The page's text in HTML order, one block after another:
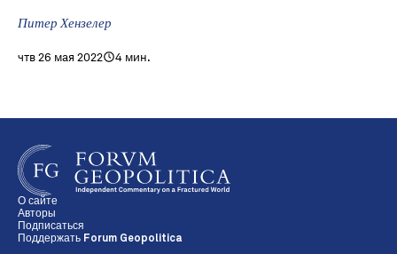
Питер Хензелер
чтв 26 мая 2022 4 мин.
О сайте
Авторы
Подписаться
Поддержать Forum Geopolitica